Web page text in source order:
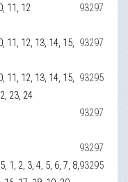
11, 12 93297
11, 12, 13, 14, 15, 93297
11, 12, 13, 14, 15,
23, 24
93295
93297
93297
1, 2, 3, 4, 5, 6, 7, 8,93295